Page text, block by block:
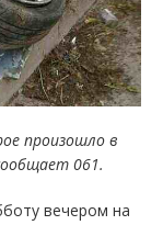
произошло в
061.
вечером на